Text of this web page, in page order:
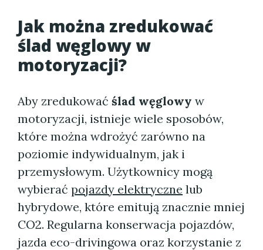
Jak można zredukować
ślad węglowy w
motoryzacji?
Aby zredukować ślad węglowy w
motoryzacji, istnieje wiele sposobów,
które można wdrożyć zarówno na
poziomie indywidualnym, jak i
przemysłowym. Użytkownicy mogą
wybierać pojazdy elektryczne lub
hybrydowe, które emitują znacznie mniej
CO2. Regularna konserwacja pojazdów,
jazda eco-drivingowa oraz korzystanie z